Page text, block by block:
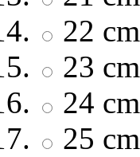
22 cm
23 cm
24 cm
25 cm